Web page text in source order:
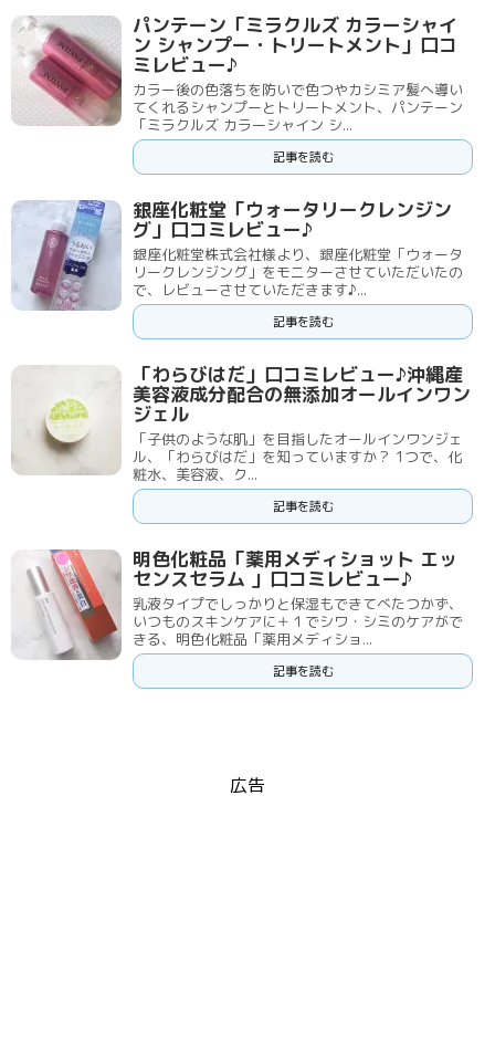
パンテーン「ミラクルズ カラーシャイ
ン シャンプー・トリートメント」口コ
ミレビュー♪
カラー後の色落ちを防いで色つやカシミア髪へ導い
てくれるシャンプーとトリートメント、パンテーン
「ミラクルズ カラーシャイン シ...
記事を読む
銀座化粧堂「ウォータリークレンジン
グ」口コミレビュー♪
銀座化粧堂株式会社様より、銀座化粧堂「ウォータ
リークレンジング」をモニターさせていただいたの
で、レビューさせていただきます♪...
記事を読む
「わらびはだ」口コミレビュー♪沖縄産
美容液成分配合の無添加オールインワン
ジェル
「子供のような肌」を目指したオールインワンジェ
ル、「わらびはだ」を知っていますか？ 1つで、化
粧水、美容液、ク...
記事を読む
明色化粧品「薬用メディショット エッ
センスセラム 」口コミレビュー♪
乳液タイプでしっかりと保湿もできてべたつかず、
いつものスキンケアに＋１でシワ・シミのケアがで
きる、明色化粧品「薬用メディショ...
記事を読む
広告